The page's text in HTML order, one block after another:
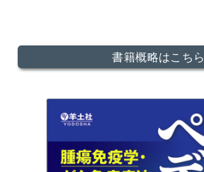
書籍概略はこちら